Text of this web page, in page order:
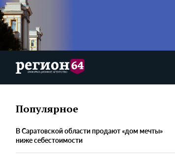
Популярное
В Саратовской области продают «дом мечты»
ниже себестоимости